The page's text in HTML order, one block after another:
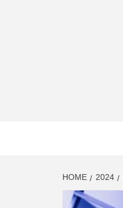
HOME 2024